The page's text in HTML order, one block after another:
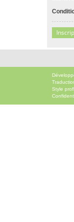
Style